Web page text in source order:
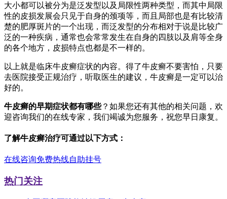
大小都可以被分为是泛发型以及局限性两种类型，而其中局限
性的皮损发展会只见于自身的颈项等，而且局部也是有比较清
楚的肥厚斑片的一个出现，而泛发型的分布相对于说是比较广
泛的一种疾病，通常也会常常发生在自身的四肢以及肩等全身
的各个地方，皮损特点也都是不一样的。
以上就是临床牛皮癣症状的内容。得了牛皮癣不要害怕，只要
去医院接受正规治疗，听取医生的建议，牛皮癣是一定可以治
好的。
牛皮癣的早期症状都有哪些？如果您还有其他的相关问题，欢
迎咨询我们的在线专家，我们竭诚为您服务，祝您早日康复。
了解牛皮癣治疗可通过以下方式：
在线咨询免费热线自助挂号
热门关注